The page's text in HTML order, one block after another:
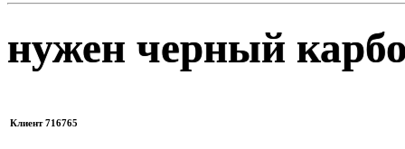
нужен черный
Клиент 716765